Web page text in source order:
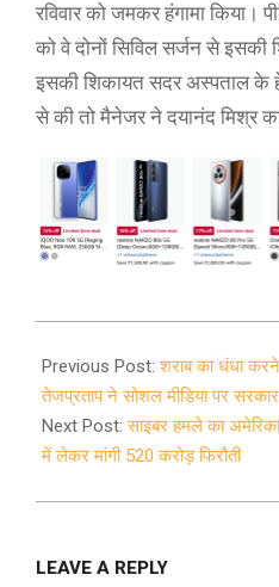
रविवार को जमकर हंगामा किया।
को वे दोनों सिविल सर्जन से
इसकी शिकायत सदर अस्पताल के
से की तो मैनेजर ने दयानंद मिश्र
07-
05
Previous Post:शराब का धंधा
तेजप्रताप ने सोशल मीडिया पर
Next Post:साइबर हमले का
में लेकर मांगी 520 करोड़ फिरौती
LEAVE A REPLY